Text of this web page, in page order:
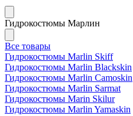
Гидрокостюмы Марлин
Все товары
Гидрокостюмы Marlin Skiff
Гидрокостюмы Marlin Blackskin
Гидрокостюмы Marlin Camoskin
Гидрокостюмы Marlin Sarmat
Гидрокостюмы Marin Skilur
Гидрокостюмы Marlin Yamaskin